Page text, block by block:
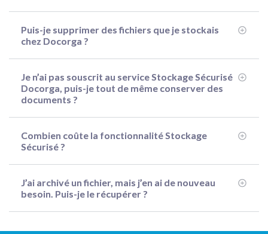
Puis-je supprimer des fichiers que je stockais
chez Docorga ?
Je n’ai pas souscrit au service Stockage Sécurisé
Docorga, puis-je tout de même conserver des
documents ?
Combien coûte la fonctionnalité Stockage
Sécurisé ?
J’ai archivé un fichier, mais j’en ai de nouveau
besoin. Puis-je le récupérer ?